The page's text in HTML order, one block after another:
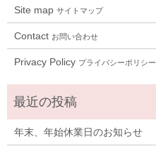
Site map サイトマップ
Contact お問い合わせ
Privacy Policy プライバシーポリシー
年末、年始休業日のお知らせ